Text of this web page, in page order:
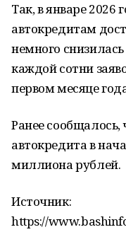
Так, в январе 2026
автокредитам
немного снизилась
каждой сотни
первом месяце
Ранее
автокредита в
миллиона рублей.
Источник:
https://